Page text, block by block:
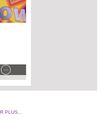
PLUS...